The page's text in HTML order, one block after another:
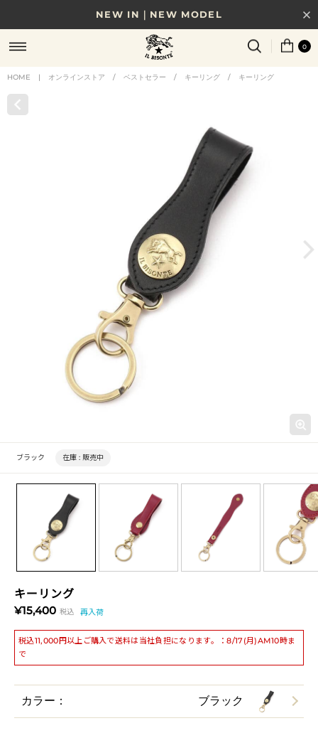
NEW IN｜NEW MODEL
8/17(月)10時まで｜税込11,000円以上で送料無料
贈る相手やシーンから選べる、新しいギフトガイド
0
HOME | オンラインストア / ベストセラー / キーリング / キーリング
キーリング
¥15,400 税込 再入荷
税込11,000円以上ご購入で送料は当社負担になります。：8/17(月)AM10時ま
で
ブラック 在庫 : 販売中
カラー： ブラック